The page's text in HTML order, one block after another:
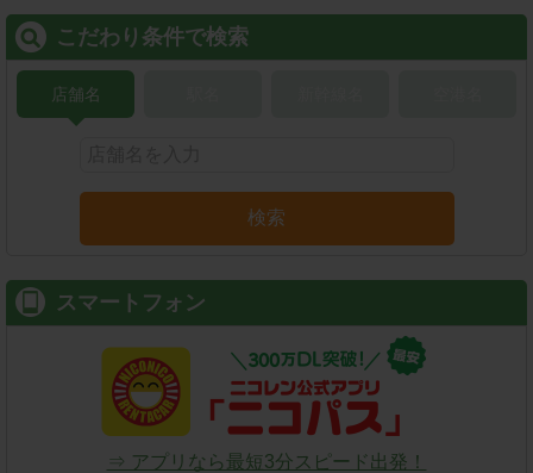
こだわり条件で検索
店舗名
検索
スマートフォン
⇒ アプリなら最短3分スピード出発！